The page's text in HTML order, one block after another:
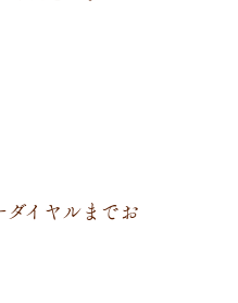
イヤルまでお